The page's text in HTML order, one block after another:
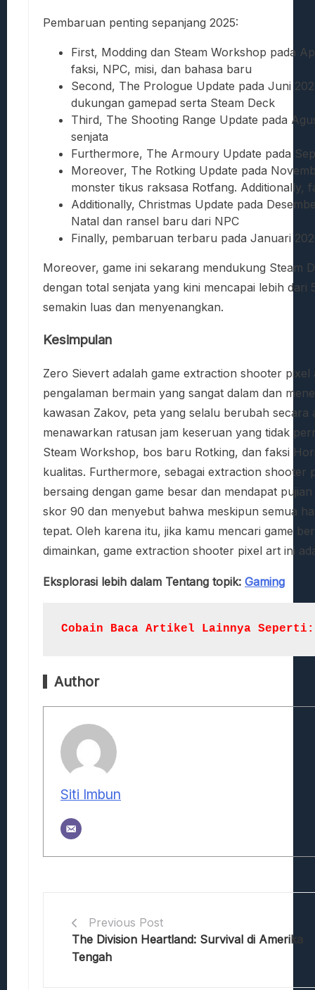
Pembaruan penting sepanjang 2025:
First, Modding dan Steam Workshop pada
faksi, NPC, misi, dan bahasa baru
Second, The Prologue Update pada Juni
dukungan gamepad serta Steam Deck
Third, The Shooting Range Update pada
senjata
Furthermore, The Armoury Update pada
Moreover, The Rotking Update pada
monster tikus raksasa Rotfang. Additionally,
Additionally, Christmas Update pada
Natal dan ransel baru dari NPC
Finally, pembaruan terbaru pada Januari
Moreover, game ini sekarang mendukung Steam
dengan total senjata yang kini mencapai lebih
semakin luas dan menyenangkan.
Kesimpulan
Zero Sievert adalah game extraction shooter
pengalaman bermain yang sangat dalam dan
kawasan Zakov, peta yang selalu berubah secara
menawarkan ratusan jam keseruan yang tidak
Steam Workshop, bos baru Rotking, dan faksi
kualitas. Furthermore, sebagai extraction shooter
bersaing dengan game besar dan mendapat
skor 90 dan menyebut bahwa meskipun semua
tepat. Oleh karena itu, jika kamu mencari game
dimainkan, game extraction shooter pixel art ini
Eksplorasi lebih dalam Tentang topik: Gaming
Cobain Baca Artikel Lainnya
Author
Siti Imbun
Previous Post
The Division Heartland: Survival di Amerika
Tengah